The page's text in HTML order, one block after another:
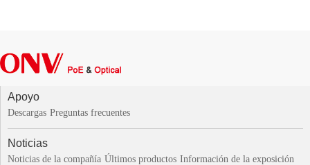
Apoyo
Descargas Preguntas frecuentes
Noticias
Noticias de la compañía Últimos productos Información de la exposición